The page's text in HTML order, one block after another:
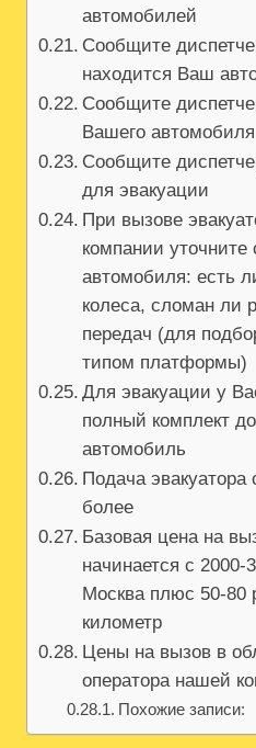
автомобилей
Сообщите
находится Ваш
Сообщите
Вашего автомобиля
Сообщите
для эвакуации
При вызове
компании уточните
автомобиля: есть
колеса, сломан ли
передач (для
типом платформы)
Для эвакуации у
полный комплект
автомобиль
Подача
более
Базовая цена на
начинается с 2000-
Москва плюс 50-80
километр
Цены на вызов в
оператора нашей
Похожие записи: